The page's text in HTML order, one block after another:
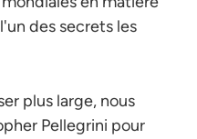
des secrets les
plus large, nous
Pellegrini pour